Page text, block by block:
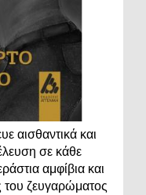
αισθαντικά και
σε κάθε
αμφίβια και
του ζευγαρώματος